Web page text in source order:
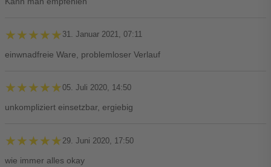
★★★★★
★★★★★ 31. Januar 2021, 07:11
einwnadfreie Ware, problemloser Verlauf
★★★★★
★★★★★05. Juli 2020, 14:50
unkompliziert einsetzbar, ergiebig
★★★★★
★★★★★ 29. Juni 2020, 17:50
wie immer alles okay